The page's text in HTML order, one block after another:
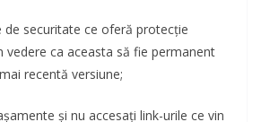
de securitate ce oferă protecţie
vedere ca aceasta să fie permanent
recentă versiune;
şi nu accesaţi link-urile ce vin